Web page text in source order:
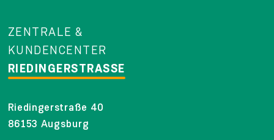
ZENTRALE &
KUNDENCENTER
RIEDINGERSTRASSE
Riedingerstraße 40
86153 Augsburg